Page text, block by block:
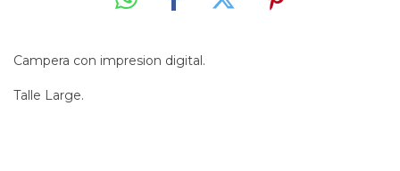
Campera con impresion digital.
Talle Large.